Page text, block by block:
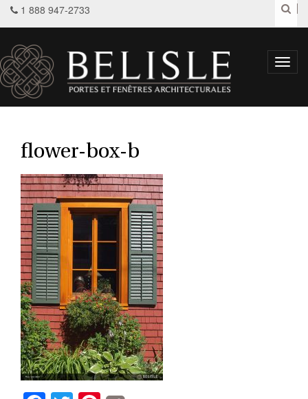
1 888 947-2733
flower-box-b